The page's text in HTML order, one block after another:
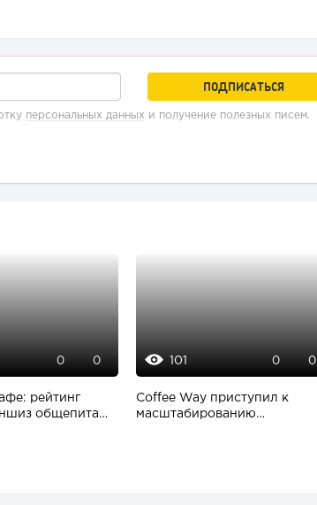
персональных данных и получение полезных писем.
0 0
рейтинг
общепита
101 0 0
Coffee Way приступил к
масштабированию